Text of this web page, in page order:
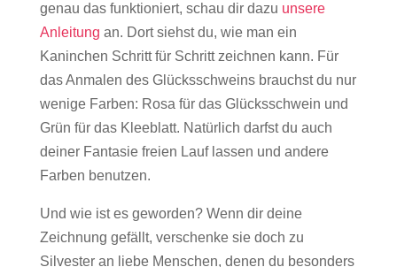
genau das funktioniert, schau dir dazu unsere
Anleitung an. Dort siehst du, wie man ein
Kaninchen Schritt für Schritt zeichnen kann. Für
das Anmalen des Glücksschweins brauchst du nur
wenige Farben: Rosa für das Glücksschwein und
Grün für das Kleeblatt. Natürlich darfst du auch
deiner Fantasie freien Lauf lassen und andere
Farben benutzen.
Und wie ist es geworden? Wenn dir deine
Zeichnung gefällt, verschenke sie doch zu
Silvester an liebe Menschen, denen du besonders